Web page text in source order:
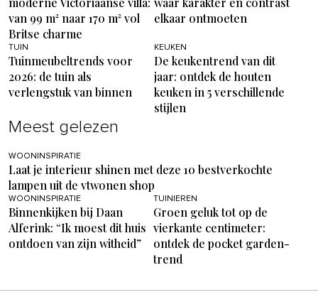
van 99 m² naar 170 m² vol
Britse charme
elkaar ontmoeten
TUIN
Tuinmeubeltrends voor
2026: de tuin als
verlengstuk van binnen
KEUKEN
De keukentrend van dit
jaar: ontdek de houten
keuken in 5 verschillende
stijlen
Meest gelezen
WOONINSPIRATIE
Laat je interieur shinen met deze 10 bestverkochte
lampen uit de vtwonen shop
WOONINSPIRATIE
Binnenkijken bij Daan
Alferink: “Ik moest dit huis
ontdoen van zijn witheid”
TUINIEREN
Groen geluk tot op de
vierkante centimeter:
ontdek de pocket garden-
trend